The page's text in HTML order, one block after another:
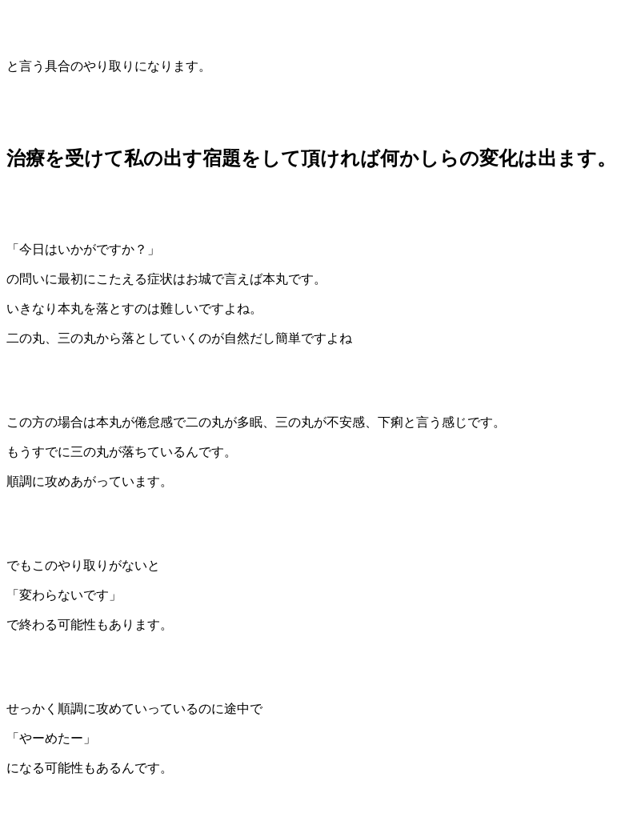
と言う具合のやり取りになります。
治療を受けて私の出す宿題をして頂ければ何かしらの変化は出ます。
「今日はいかがですか？」
の問いに最初にこたえる症状はお城で言えば本丸です。
いきなり本丸を落とすのは難しいですよね。
二の丸、三の丸から落としていくのが自然だし簡単ですよね
この方の場合は本丸が倦怠感で二の丸が多眠、三の丸が不安感、下痢と言う感じです。
もうすでに三の丸が落ちているんです。
順調に攻めあがっています。
でもこのやり取りがないと
「変わらないです」
で終わる可能性もあります。
せっかく順調に攻めていっているのに途中で
「やーめたー」
になる可能性もあるんです。